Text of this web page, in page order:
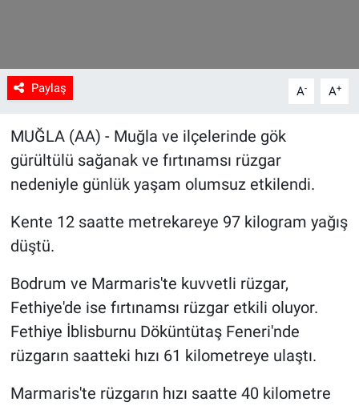
Paylaş A- A+
MUĞLA (AA) - Muğla ve ilçelerinde gök
gürültülü sağanak ve fırtınamsı rüzgar
nedeniyle günlük yaşam olumsuz etkilendi.
Kente 12 saatte metrekareye 97 kilogram yağış
düştü.
Bodrum ve Marmaris'te kuvvetli rüzgar,
Fethiye'de ise fırtınamsı rüzgar etkili oluyor.
Fethiye İblisburnu Döküntütaş Feneri'nde
rüzgarın saatteki hızı 61 kilometreye ulaştı.
Marmaris'te rüzgarın hızı saatte 40 kilometre
Yaşam